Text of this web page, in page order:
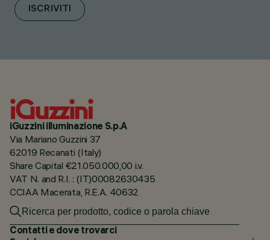
ISCRIVITI
iGuzzini illuminazione S.p.A
Via Mariano Guzzini 37
62019 Recanati (Italy)
Share Capital €21.050.000,00 i.v.
VAT N. and R.I. : (IT)00082630435
CCIAA Macerata, R.E.A. 40632
Contatti e dove trovarci